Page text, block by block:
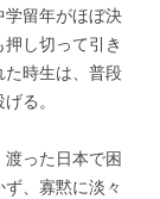
学留年がほぼ決
し切って引き
時生は、普段
る。
った日本で困
、寡黙に淡々